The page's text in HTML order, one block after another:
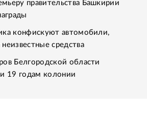
правительства Башкирии
конфискуют автомобили,
средства
Белгородской области
19 годам колонии